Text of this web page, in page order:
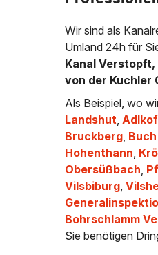
Wir sind als
Umland 24h für
Kanal
von der Kuchler
Als Beispiel, wo
Landshut,
Bruckberg,
Hohenthann,
Obersüßbach,
Vilsbiburg,
Bohrschlamm
Sie benötigen